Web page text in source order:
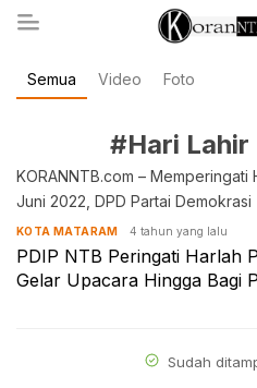
koranntb.com
Semua Video Foto
#Hari Lahir
KORANNTB.com – Memperingati
Juni 2022, DPD Partai Demokrasi
KOTA MATARAM 4 tahun yang lalu
PDIP NTB Peringati Harlah
Gelar Upacara Hingga Bagi
Sudah